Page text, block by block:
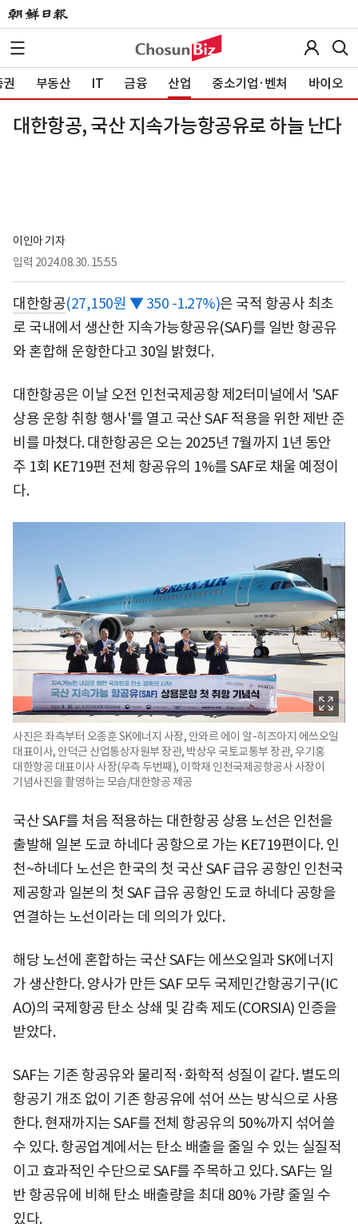
부동산 IT 금융 산업 중소기업·벤처 바이오
대한항공, 국산 지속가능항공유로 하늘 난다
이인아 기자
입력 2024.08.30. 15:55
대한항공(27,150원 ▼ 350 -1.27%)은 국적 항공사 최초
로 국내에서 생산한 지속가능항공유(SAF)를 일반 항공유
와 혼합해 운항한다고 30일 밝혔다.
대한항공은 이날 오전 인천국제공항 제2터미널에서 'SAF
상용 운항 취항 행사'를 열고 국산 SAF 적용을 위한 제반 준
비를 마쳤다. 대한항공은 오는 2025년 7월까지 1년 동안
주 1회 KE719편 전체 항공유의 1%를 SAF로 채울 예정이
다.
사진은 좌측부터 오종훈 SK에너지 사장, 안와르 에이 알-히즈아지 에쓰오일
대표이사, 안덕근 산업통상자원부 장관, 박상우 국토교통부 장관, 우기홍
대한항공 대표이사 사장(우측 두번째), 이학재 인천국제공항공사 사장이
기념사진을 촬영하는 모습/대한항공 제공
국산 SAF를 처음 적용하는 대한항공 상용 노선은 인천을
출발해 일본 도쿄 하네다 공항으로 가는 KE719편이다. 인
천~하네다 노선은 한국의 첫 국산 SAF 급유 공항인 인천국
제공항과 일본의 첫 SAF 급유 공항인 도쿄 하네다 공항을
연결하는 노선이라는 데 의의가 있다.
해당 노선에 혼합하는 국산 SAF는 에쓰오일과 SK에너지
가 생산한다. 양사가 만든 SAF 모두 국제민간항공기구(IC
AO)의 국제항공 탄소 상쇄 및 감축 제도(CORSIA) 인증을
받았다.
SAF는 기존 항공유와 물리적·화학적 성질이 같다. 별도의
항공기 개조 없이 기존 항공유에 섞어 쓰는 방식으로 사용
한다. 현재까지는 SAF를 전체 항공유의 50%까지 섞어쓸
수 있다. 항공업계에서는 탄소 배출을 줄일 수 있는 실질적
이고 효과적인 수단으로 SAF를 주목하고 있다. SAF는 일
반 항공유에 비해 탄소 배출량을 최대 80% 가량 줄일 수
있다.